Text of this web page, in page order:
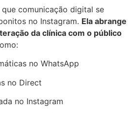
que comunicação digital se
no Instagram. Ela abrange
da clínica com o público
no WhatsApp
no Direct
no Instagram